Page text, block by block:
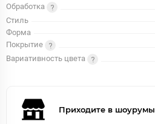
Обработка
Стиль
Форма
Покрытие
Вариативность цвета
Приходите в шоурумы